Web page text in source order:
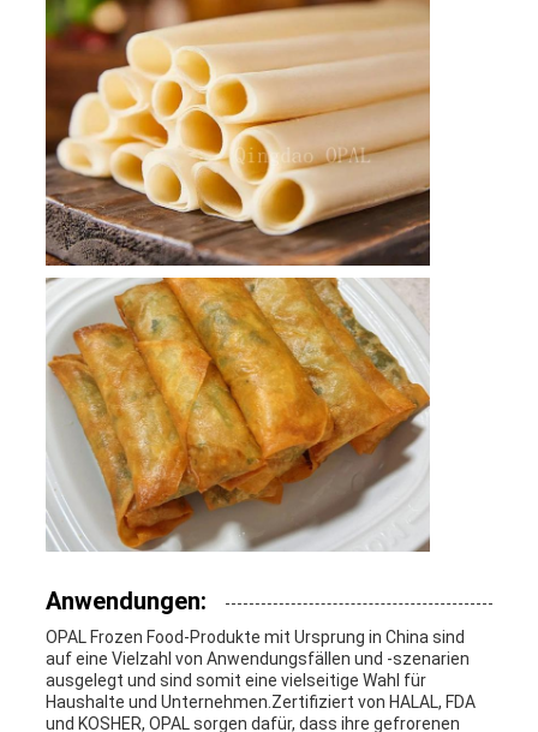
Anwendungen:
OPAL Frozen Food-Produkte mit Ursprung in China sind
auf eine Vielzahl von Anwendungsfällen und -szenarien
ausgelegt und sind somit eine vielseitige Wahl für
Haushalte und Unternehmen.Zertifiziert von HALAL, FDA
und KOSHER, OPAL sorgen dafür, dass ihre gefrorenen